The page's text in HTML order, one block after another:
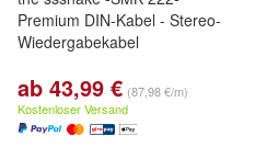
Premium DIN-Kabel - Stereo-
Wiedergabekabel
ab 43,99 € (87,98 €/m)
Kostenloser Versand